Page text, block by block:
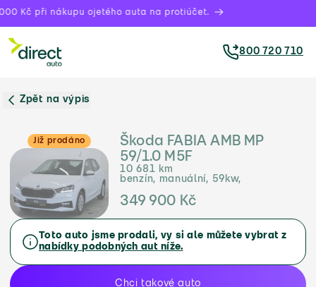
Kč při nákupu ojetého auta na protiúčet.
800 720 710
Zpět na výpis
Již prodáno
Škoda FABIA AMB MP
59/1.0 M5F
10 681 km
benzín, manuální, 59kw,
349 900 Kč
Toto auto jsme prodali, vy si ale můžete vybrat z
nabídky podobných aut níže.
Chci takové auto